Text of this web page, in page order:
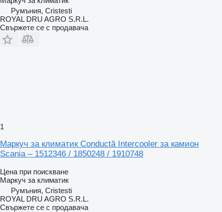
Румъния, Cristesti
ROYAL DRU AGRO S.R.L.
Свържете се с продавача
1
Маркуч за климатик Conductă Intercooler за камион
Scania – 1512346 / 1850248 / 1910748
Цена при поискване
Маркуч за климатик
Румъния, Cristesti
ROYAL DRU AGRO S.R.L.
Свържете се с продавача